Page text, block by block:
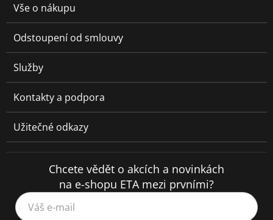
Vše o nákupu
Odstoupení od smlouvy
Služby
Kontakty a podpora
Užitečné odkazy
Chcete vědět o akcích a novinkách
na e-shopu ETA mezi prvními?
Váš e-mail